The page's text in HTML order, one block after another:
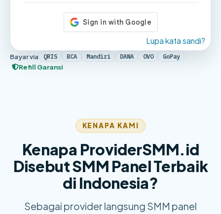
Lupa kata sandi?
Bayar via QRIS BCA Mandiri DANA OVO GoPay
Refill Garansi
KENAPA KAMI
Kenapa ProviderSMM.id
Disebut SMM Panel Terbaik
di Indonesia?
Sebagai provider langsung SMM panel